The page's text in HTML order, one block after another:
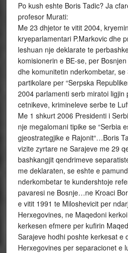
Po kush eshte Boris Tadic? Ja
profesor Murati:
Me 23 dhjetor te vitit 2004,
kryeparlamentari P.Markovic dhe
leshuan nje deklarate te
komisionerin e BE-se, per
dhe komunitetin nderkombetar,
partikolare per “Serpska
2004 parlamenti serb miratoi ligjin
cetnikeve, krimineleve serbe te
Me 1 shkurt 2006 Presidenti i
nje megalomani tipike se “Serbia
gjeostrategjike e Rajonit“…Boris
vizite zyrtare ne Sarajeve me 29
bashkangjit qendrimeve
me deklaraten, se eshte e
nderkombetar te kundershtoje
pavaresi ne Bosnje…ne Kroaci
e vitit 1991 te Miloshevicit per
Herxegovines, ne Maqedoni
kerkesen efmere per kufirin
Sarajeve hodhi poshte kerkesat e
Herxegovines per separacionet e